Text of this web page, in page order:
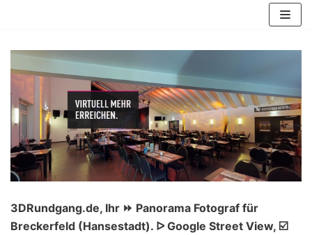
Inhalt
springen
3DRundgang.de, Ihr ⏩ Panorama Fotograf für
Breckerfeld (Hansestadt). ᐅ Google Street View, ☑️